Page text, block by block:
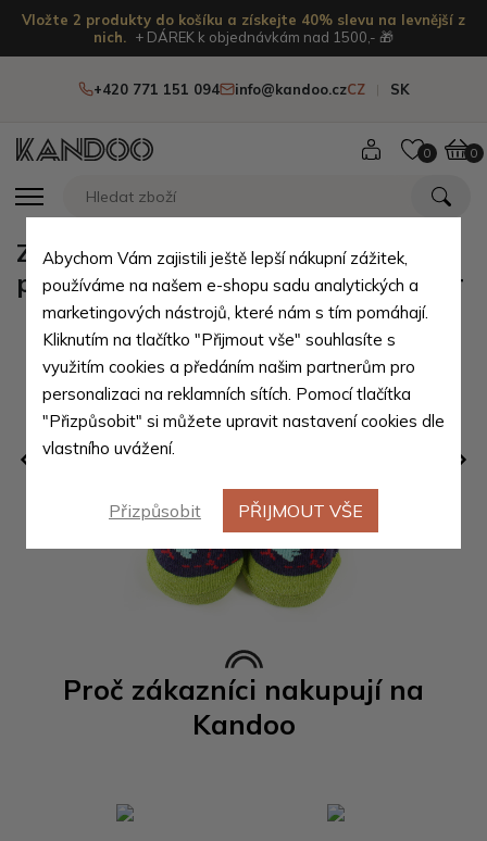
Vložte 2 produkty do košíku a získejte 40% slevu na levnější z
nich.
+ DÁREK k objednávkám nad 1500,- 🎁
+420 771 151 094 info@kandoo.czCZ SK
0 0
Proč zákazníci nakupují na
Kandoo
Zelenomodré chlapecké kojenecké
ponožky 0 - 6 měsíců Judita - 1 pár
Abychom Vám zajistili ještě lepší nákupní zážitek,
používáme na našem e-shopu sadu analytických a
marketingových nástrojů, které nám s tím pomáhají.
Kliknutím na tlačítko "Přijmout vše" souhlasíte s
využitím cookies a předáním našim partnerům pro
personalizaci na reklamních sítích. Pomocí tlačítka
"Přizpůsobit" si můžete upravit nastavení cookies dle
vlastního uvážení.
Přizpůsobit PŘIJMOUT VŠE